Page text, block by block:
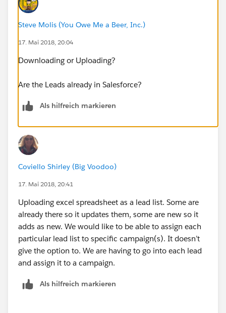
Steve Molis (You Owe Me a Beer, Inc.)
17. Mai 2018, 20:04
Downloading or Uploading?
Are the Leads already in Salesforce?
Als hilfreich markieren
Coviello Shirley (Big Voodoo)
17. Mai 2018, 20:41
Uploading excel spreadsheet as a lead list. Some are
already there so it updates them, some are new so it
adds as new. We would like to be able to assign each
particular lead list to specific campaign(s). It doesn’t
give the option to. We are having to go into each lead
and assign it to a campaign.
Als hilfreich markieren